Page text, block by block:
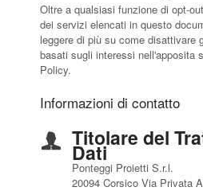
Oltre a qualsiasi funzione di opt-
dei servizi elencati in questo
leggere di più su come disattivare
basati sugli interessi nell'apposita
Policy.
Informazioni di contatto
Titolare del
Dati
Ponteggi Proietti S.r.l.
20094 Corsico Via Privata